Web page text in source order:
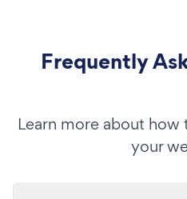
Frequently
Learn more about
your